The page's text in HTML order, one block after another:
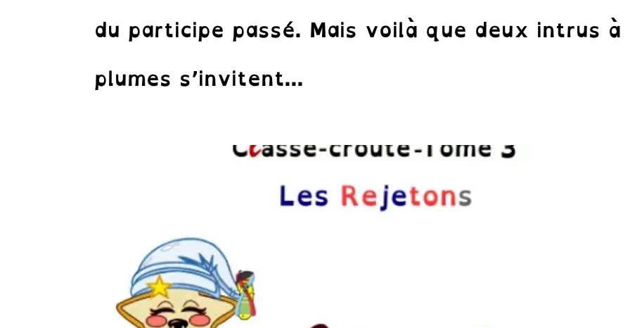
du participe passé. Mais voilà que deux intrus à
plumes s’invitent...